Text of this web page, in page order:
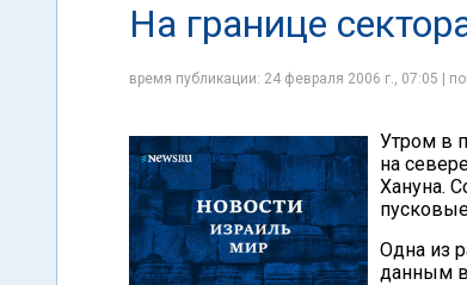
На границе
время публикации: 24 февраля 2006 г., 07:05 |
Утром в
на
Хануна.
Одна из
данным